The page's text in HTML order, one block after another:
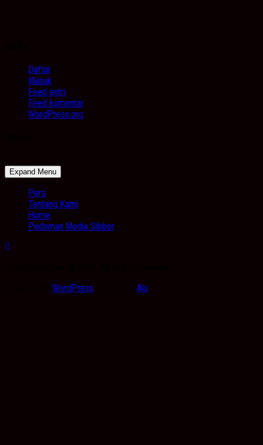
Daftar
Masuk
Feed entri
Feed komentar
WordPress.org
Expand Menu
Pers
Tentang Kami
Home
Pedoman Media Sibber
WordPress Alx